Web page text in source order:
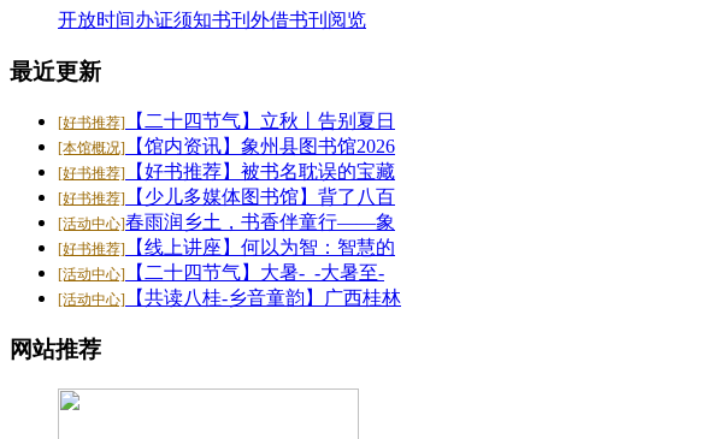
·【共读八桂-乡音童韵】广西桂林图书馆“共读..
26-07-20
·【二十四节气】大暑-_-大暑至-夏更浓
26-07-20
开放时间办证须知书刊外借书刊阅览
最近更新
[好书推荐] 【二十四节气】立秋丨告别夏日
[本馆概况] 【馆内资讯】象州县图书馆2026
[好书推荐] 【好书推荐】被书名耽误的宝藏
[好书推荐] 【少儿多媒体图书馆】背了八百
[活动中心]春雨润乡土，书香伴童行——象
[好书推荐] 【线上讲座】何以为智：智慧的
[活动中心] 【二十四节气】大暑-_-大暑至-
[活动中心] 【共读八桂-乡音童韵】广西桂林
网站推荐